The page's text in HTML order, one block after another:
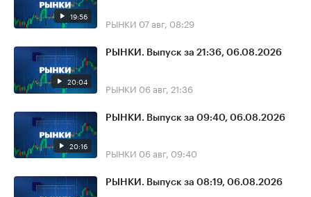
19:56 РЫНКИ 07 авг, 08:29
20:04
РЫНКИ. Выпуск за 21:36, 06.08.2026
РЫНКИ 06 авг, 21:36
20:16
РЫНКИ. Выпуск за 09:40, 06.08.2026
РЫНКИ 06 авг, 09:40
РЫНКИ. Выпуск за 08:19, 06.08.2026